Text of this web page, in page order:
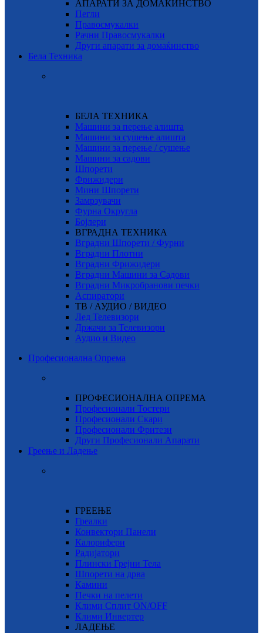
АПАРАТИ ЗА ДОМАЌИНСТВО
Пегли
Правосмукалки
Рачни Правосмукалки
Други апарати за домаќинство
Бела Техника
БЕЛА ТЕХНИКА
Машини за перење алишта
Машини за сушење алишта
Машини за перење / сушење
Машини за садови
Шпорети
Фрижидери
Мини Шпорети
Замрзувачи
Фурна Округла
Бојлери
ВГРАДНА ТЕХНИКА
Вградни Шпорети / Фурни
Вградни Плотни
Вградни Фрижидери
Вградни Машини за Садови
Вградни Микробранови печки
Аспиратори
ТВ / АУДИО / ВИДЕО
Лед Телевизори
Држачи за Телевизори
Аудио и Видео
Професионална Опрема
ПРОФЕСИОНАЛНА ОПРЕМА
Професионали Тостери
Професионали Скари
Професионали Фритези
Други Професионали Апарати
Греење и Ладење
ГРЕЕЊЕ
Греалки
Конвектори Панели
Калорифери
Радијатори
Плински Грејни Тела
Шпорети на дрва
Камини
Печки на пелети
Клими Сплит ON/OFF
Клими Инвертер
ЛАДЕЊЕ